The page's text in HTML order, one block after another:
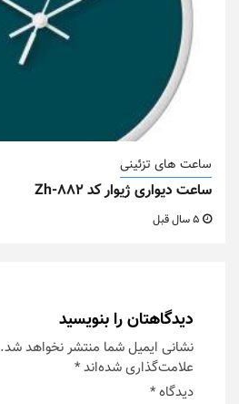
ساعت های تزئینی
ساعت دیواری ژیوار کد Zh-882
دیدگاهتان را بنویسید
نشانی ایمیل شما منتشر نخواهد شد.
علامت‌گذاری شده‌اند*
دیدگاه*